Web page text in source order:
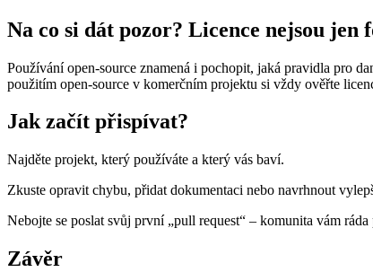
Na co si dát pozor? Licence nejsou jen
Používání open-source znamená i pochopit, jaká pravidla pro
použitím open-source v komerčním projektu si vždy ověřte
Jak začít přispívat?
Najděte projekt, který používáte a který vás baví.
Zkuste opravit chybu, přidat dokumentaci nebo navrhnout
Nebojte se poslat svůj první „pull request“ – komunita vám ráda
Závěr